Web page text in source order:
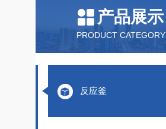
产品展示
PRODUCT CATEGORY
反应釜